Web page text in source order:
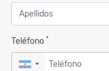
Teléfono *
▼